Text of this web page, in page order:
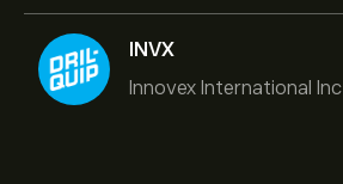
INVX
Innovex International Inc